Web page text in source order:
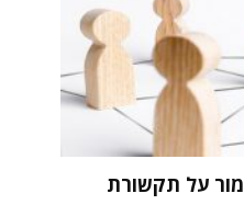
על תקשורת